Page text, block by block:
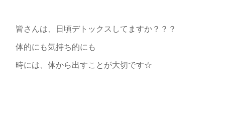
皆さんは、日頃デトックスしてますか？？？
体的にも気持ち的にも
時には、体から出すことが大切です☆